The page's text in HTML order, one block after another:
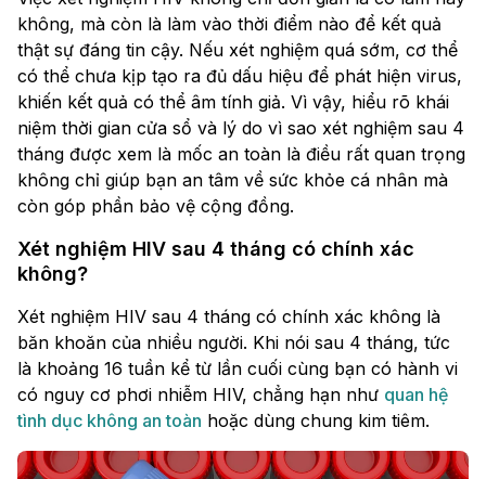
không, mà còn là làm vào thời điểm nào để kết quả
thật sự đáng tin cậy. Nếu xét nghiệm quá sớm, cơ thể
có thể chưa kịp tạo ra đủ dấu hiệu để phát hiện virus,
khiến kết quả có thể âm tính giả. Vì vậy, hiểu rõ khái
niệm thời gian cửa sổ và lý do vì sao xét nghiệm sau 4
tháng được xem là mốc an toàn là điều rất quan trọng
không chỉ giúp bạn an tâm về sức khỏe cá nhân mà
còn góp phần bảo vệ cộng đồng.
Xét nghiệm HIV sau 4 tháng có chính xác
không?
Xét nghiệm HIV sau 4 tháng có chính xác không là
băn khoăn của nhiều người. Khi nói sau 4 tháng, tức
là khoảng 16 tuần kể từ lần cuối cùng bạn có hành vi
có nguy cơ phơi nhiễm HIV, chẳng hạn như quan hệ
tình dục không an toàn hoặc dùng chung kim tiêm.